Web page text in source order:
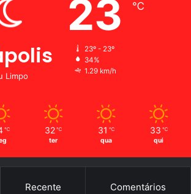
Limpo
23 ℃
23º - 23º
34%
1.29 km/h
℃ 32 ℃
ter
31 ℃
qua
33 ℃
qui
Recente Comentários